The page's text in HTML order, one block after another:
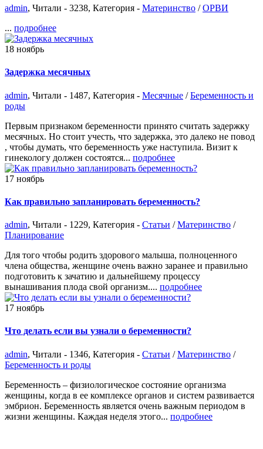
admin, Читали - 3238, Категория - Материнство /ОРВИ
... подробнее
18 ноябрь
Задержка месячных
admin, Читали - 1487, Категория - Месячные /Беременность и
роды
Первым признаком беременности принято считать задержку
месячных. Но стоит учесть, что задержка, это далеко не повод
, чтобы думать, что беременность уже наступила. Визит к
гинекологу должен состоятся... подробнее
17 ноябрь
Как правильно запланировать беременность?
admin, Читали - 1229, Категория - Статьи /Материнство /
Планирование
Для того чтобы родить здорового малыша, полноценного
члена общества, женщине очень важно заранее и правильно
подготовить к зачатию и дальнейшему процессу
вынашивания плода свой организм.... подробнее
17 ноябрь
Что делать если вы узнали о беременности?
admin, Читали - 1346, Категория - Статьи /Материнство /
Беременность и роды
Беременность – физиологическое состояние организма
женщины, когда в ее комплексе органов и систем развивается
эмбрион. Беременность является очень важным периодом в
жизни женщины. Каждая неделя этого... подробнее